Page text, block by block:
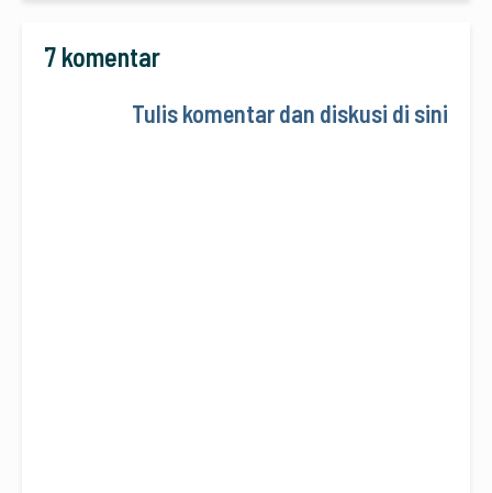
7 komentar
Tulis komentar dan diskusi di sini